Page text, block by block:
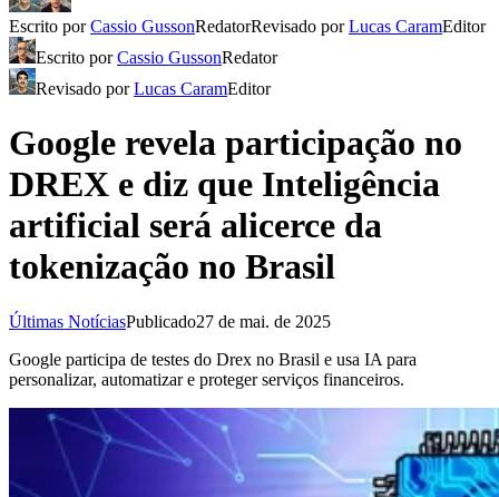
Escrito porCassio GussonRedatorRevisado porLucas CaramEditor
Escrito porCassio GussonRedator
Revisado porLucas CaramEditor
Google revela participação no
DREX e diz que Inteligência
artificial será alicerce da
tokenização no Brasil
Últimas NotíciasPublicado27 de mai. de 2025
Google participa de testes do Drex no Brasil e usa IA para
personalizar, automatizar e proteger serviços financeiros.